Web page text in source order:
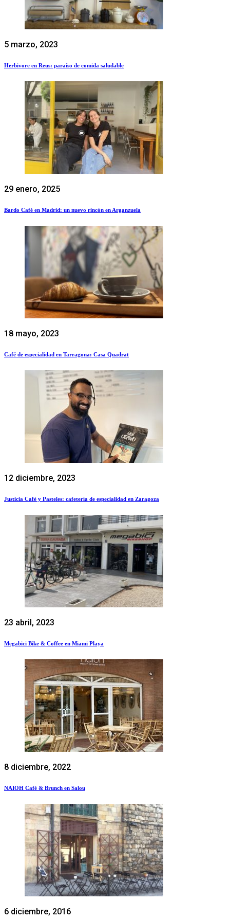
5 marzo, 2023
Herbivore en Reus: paraíso de comida saludable
29 enero, 2025
Bardo Café en Madrid: un nuevo rincón en Arganzuela
18 mayo, 2023
Café de especialidad en Tarragona: Casa Quadrat
12 diciembre, 2023
Justicia Café y Pasteles: cafetería de especialidad en Zaragoza
23 abril, 2023
Megabici Bike & Coffee en Miami Playa
8 diciembre, 2022
NAIOH Café & Brunch en Salou
6 diciembre, 2016